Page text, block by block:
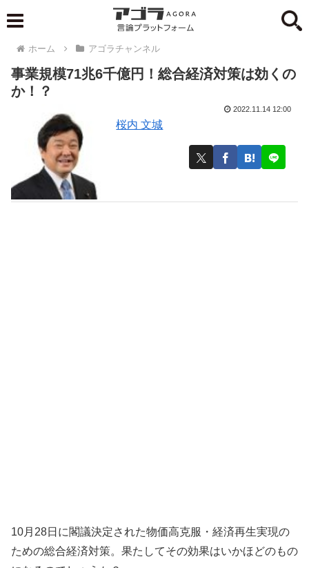
ホーム アゴラチャンネル
事業規模71兆6千億円！総合経済対策は効くの
か！？
桜内 文城
2022.11.14 12:00
10月 28日に閣議決定された物価高克服・経済再生実現の
ための総合経済対策。果たしてその効果はいかほどのもの